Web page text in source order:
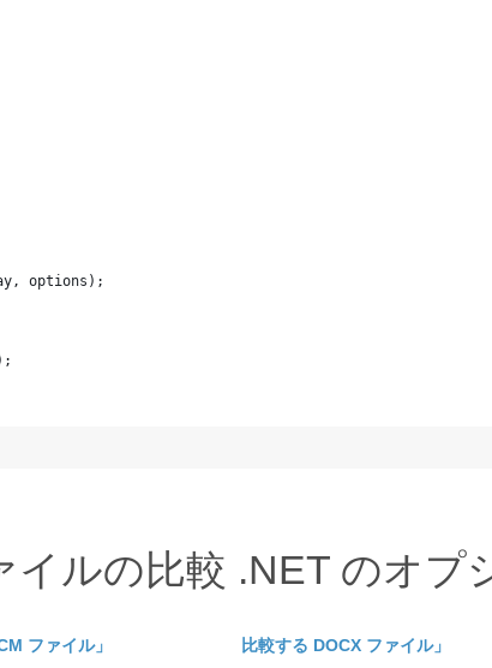
options);
イルの比較 .NET のオプ
ファイル」 比較する DOCX ファイル」